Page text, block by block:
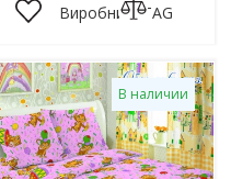
Виробник: TAG
В наличии